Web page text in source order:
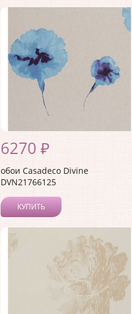
6270 ₽
обои Casadeco Divine
DVN21766125
КУПИТЬ